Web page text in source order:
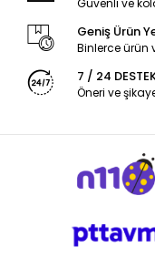
Güvenli ve
Geniş Ürün
Binlerce ürün
7 / 24
Öneri ve